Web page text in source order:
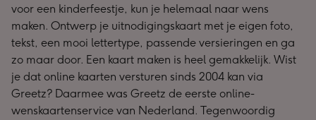
voor een kinderfeestje, kun je helemaal naar wens
maken. Ontwerp je uitnodigingskaart met je eigen foto,
tekst, een mooi lettertype, passende versieringen en ga
zo maar door. Een kaart maken is heel gemakkelijk. Wist
je dat online kaarten versturen sinds 2004 kan via
Greetz? Daarmee was Greetz de eerste online-
wenskaartenservice van Nederland. Tegenwoordig